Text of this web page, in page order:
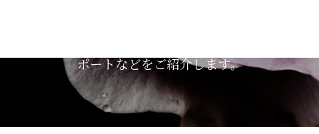
ポートなどをご紹介します。